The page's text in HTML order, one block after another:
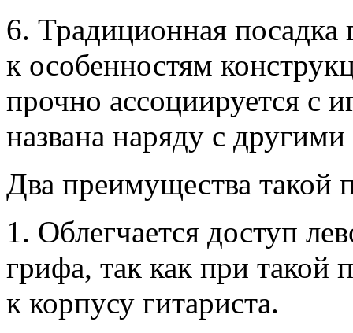
6. Традиционная посадка
к особенностям
прочно ассоциируется с
названа наряду с
Два преимущества такой
1. Облегчается доступ
грифа, так как при такой
к корпусу гитариста.